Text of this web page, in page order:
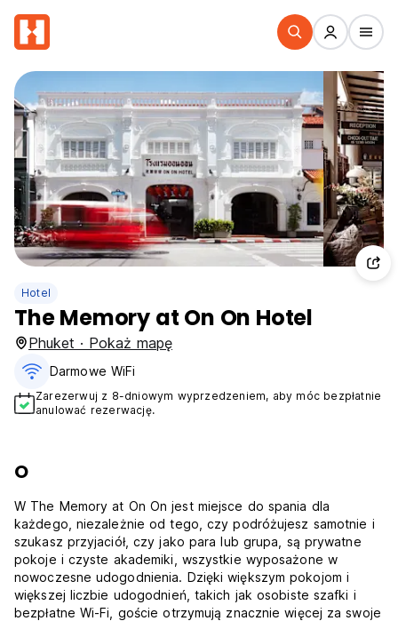
Hotel
The Memory at On On Hotel
Phuket · Pokaż mapę
Darmowe WiFi
Zarezerwuj z 8-dniowym wyprzedzeniem, aby móc bezpłatnie
anulować rezerwację.
O
W The Memory at On On jest miejsce do spania dla
każdego, niezależnie od tego, czy podróżujesz samotnie i
szukasz przyjaciół, czy jako para lub grupa, są prywatne
pokoje i czyste akademiki, wszystkie wyposażone w
nowoczesne udogodnienia. Dzięki większym pokojom i
większej liczbie udogodnień, takich jak osobiste szafki i
bezpłatne Wi-Fi, goście otrzymują znacznie więcej za swoje